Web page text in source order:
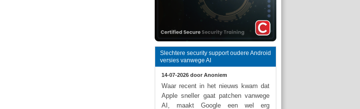
Slechtere security support oudere Android
versies vanwege AI
14-07-2026 door Anoniem
Waar recent in het nieuws kwam dat
Apple sneller gaat patchen vanwege
AI, maakt Google een wel erg